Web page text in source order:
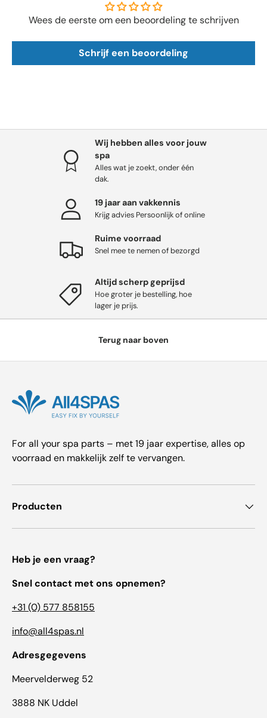
Wees de eerste om een beoordeling te schrijven
Schrijf een beoordeling
Wij hebben alles voor jouw
spa
Alles wat je zoekt, onder één
dak.
19 jaar aan vakkennis
Krijg advies Persoonlijk of online
Ruime voorraad
Snel mee te nemen of bezorgd
Altijd scherp geprijsd
Hoe groter je bestelling, hoe
lager je prijs.
Terug naar boven
For all your spa parts – met 19 jaar expertise, alles op
voorraad en makkelijk zelf te vervangen.
Producten
Heb je een vraag?
Snel contact met ons opnemen?
+31 (0) 577 858155
info@all4spas.nl
Adresgegevens
Meervelderweg 52
3888 NK Uddel